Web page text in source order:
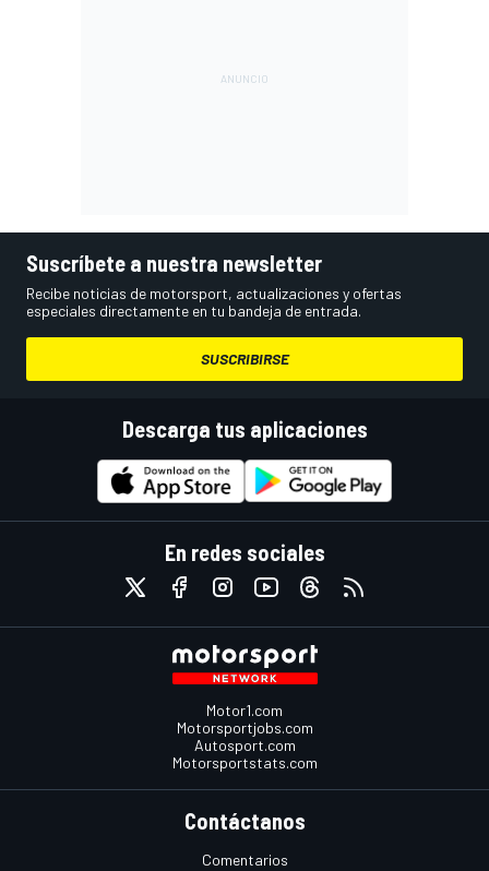
Suscríbete a nuestra newsletter
Recibe noticias de motorsport, actualizaciones y ofertas
especiales directamente en tu bandeja de entrada.
SUSCRIBIRSE
Descarga tus aplicaciones
En redes sociales
Motor1.com
Motorsportjobs.com
Autosport.com
Motorsportstats.com
Contáctanos
Comentarios